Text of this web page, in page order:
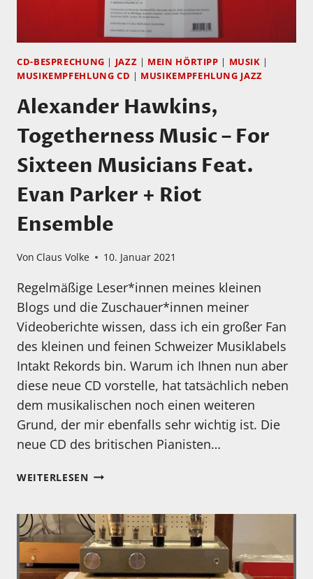
CD-BESPRECHUNG | JAZZ | MEIN HÖRTIPP | MUSIK |
MUSIKEMPFEHLUNG CD | MUSIKEMPFEHLUNG JAZZ
Alexander Hawkins,
Togetherness Music – For
Sixteen Musicians Feat.
Evan Parker + Riot
Ensemble
Von Claus Volke 10. Januar 2021
Regelmäßige Leser*innen meines kleinen
Blogs und die Zuschauer*innen meiner
Videoberichte wissen, dass ich ein großer Fan
des kleinen und feinen Schweizer Musiklabels
Intakt Rekords bin. Warum ich Ihnen nun aber
diese neue CD vorstelle, hat tatsächlich neben
dem musikalischen noch einen weiteren
Grund, der mir ebenfalls sehr wichtig ist. Die
neue CD des britischen Pianisten…
WEITERLESENALEXANDER
MUSIC
–
FOR
SIXTEEN